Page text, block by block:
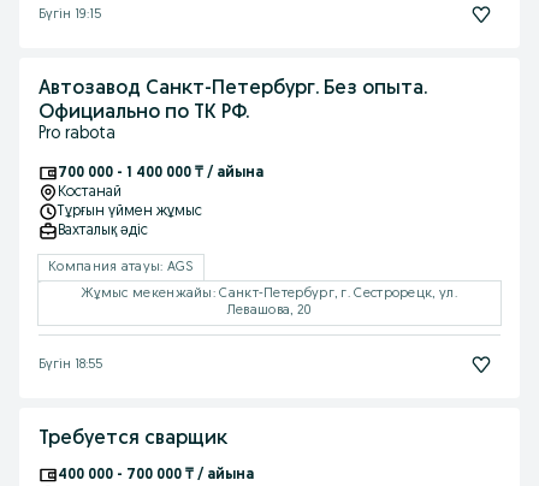
Бүгін 19:15
Автозавод Санкт-Петербург. Без опыта.
Официально по ТК РФ.
Pro rabota
700 000 - 1 400 000 ₸ / айына
Костанай
Тұрғын үймен жұмыс
Вахталық əдіс
Компания атауы: AGS
Жұмыс мекенжайы: Санкт-Петербург, г. Сестрорецк, ул.
Левашова, 20
Бүгін 18:55
Требуется сварщик
400 000 - 700 000 ₸ / айына